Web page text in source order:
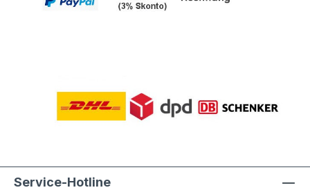
Service-Hotline